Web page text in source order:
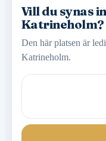
Vill du synas
Katrineholm?
Den här platsen är
Katrineholm.